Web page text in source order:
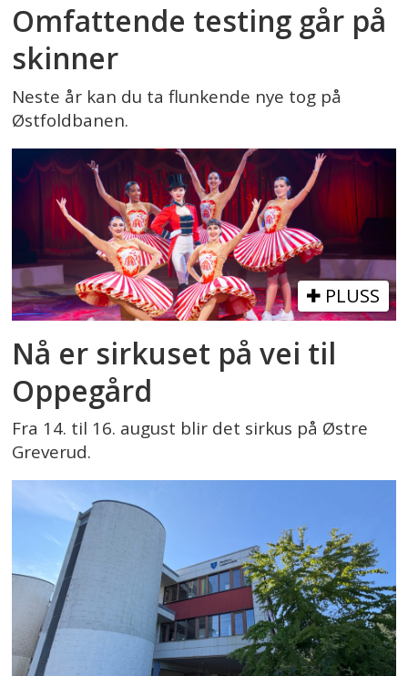
Omfattende testing går på
skinner
Neste år kan du ta flunkende nye tog på
Østfoldbanen.
PLUSS
Nå er sirkuset på vei til
Oppegård
Fra 14. til 16. august blir det sirkus på Østre
Greverud.